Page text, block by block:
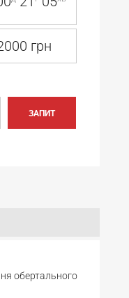
грн
ЗАПИТ
обертального